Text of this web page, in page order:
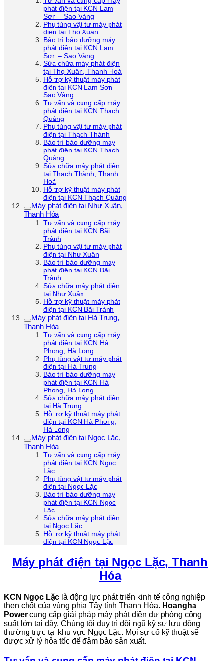
phát điện tại KCN Lam
Sơn – Sao Vàng
Phụ tùng vật tư máy phát
điện tại Thọ Xuân
Bảo trì bảo dưỡng máy
phát điện tại KCN Lam
Sơn – Sao Vàng
Sửa chữa máy phát điện
tại Thọ Xuân, Thanh Hoá
Hỗ trợ kỹ thuật máy phát
điện tại KCN Lam Sơn –
Sao Vàng
Tư vấn và cung cấp máy
phát điện tại KCN Thạch
Quảng
Phụ tùng vật tư máy phát
điện tại Thạch Thành
Bảo trì bảo dưỡng máy
phát điện tại KCN Thạch
Quảng
Sửa chữa máy phát điện
tại Thạch Thành, Thanh
Hoá
Hỗ trợ kỹ thuật máy phát
điện tại KCN Thạch Quảng
Máy phát điện tại Như Xuân,
Thanh Hóa
Tư vấn và cung cấp máy
phát điện tại KCN Bãi
Trành
Phụ tùng vật tư máy phát
điện tại Như Xuân
Bảo trì bảo dưỡng máy
phát điện tại KCN Bãi
Trành
Sửa chữa máy phát điện
tại Như Xuân
Hỗ trợ kỹ thuật máy phát
điện tại KCN Bãi Trành
Máy phát điện tại Hà Trung,
Thanh Hóa
Tư vấn và cung cấp máy
phát điện tại KCN Hà
Phong, Hà Long
Phụ tùng vật tư máy phát
điện tại Hà Trung
Bảo trì bảo dưỡng máy
phát điện tại KCN Hà
Phong, Hà Long
Sửa chữa máy phát điện
tại Hà Trung
Hỗ trợ kỹ thuật máy phát
điện tại KCN Hà Phong,
Hà Long
Máy phát điện tại Ngọc Lặc,
Thanh Hóa
Tư vấn và cung cấp máy
phát điện tại KCN Ngọc
Lặc
Phụ tùng vật tư máy phát
điện tại Ngọc Lặc
Bảo trì bảo dưỡng máy
phát điện tại KCN Ngọc
Lặc
Sửa chữa máy phát điện
tại Ngọc Lặc
Hỗ trợ kỹ thuật máy phát
điện tại KCN Ngọc Lặc
Máy phát điện tại Ngọc Lặc, Thanh
Hóa
KCN Ngọc Lặc là động lực phát triển kinh tế công nghiệp
then chốt của vùng phía Tây tỉnh Thanh Hóa. Hoangha
Power cung cấp giải pháp máy phát điện dự phòng công
suất lớn tại đây. Chúng tôi duy trì đội ngũ kỹ sư lưu động
thường trực tại khu vực Ngọc Lặc. Mọi sự cố kỹ thuật sẽ
được xử lý hỏa tốc để đảm bảo sản xuất.